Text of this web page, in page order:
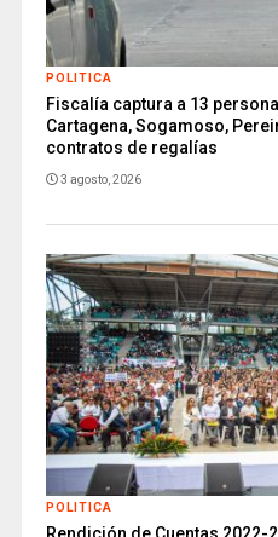
POLITICA
Fiscalía captura a 13
Cartagena, Sogamoso,
contratos de regalías
3 agosto, 2026
POLITICA